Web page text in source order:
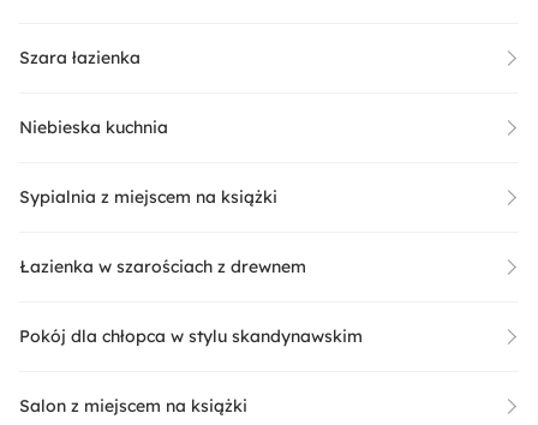
Szara łazienka
Niebieska kuchnia
Sypialnia z miejscem na książki
Łazienka w szarościach z drewnem
Pokój dla chłopca w stylu skandynawskim
Salon z miejscem na książki